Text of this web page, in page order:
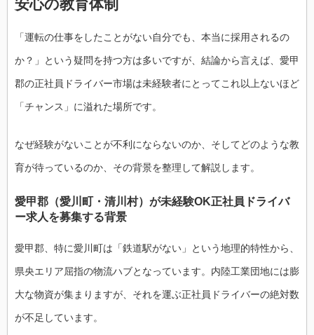
安心の教育体制
「運転の仕事をしたことがない自分でも、本当に採用されるの
か？」という疑問を持つ方は多いですが、結論から言えば、愛甲
郡の正社員ドライバー市場は未経験者にとってこれ以上ないほど
「チャンス」に溢れた場所です。
なぜ経験がないことが不利にならないのか、そしてどのような教
育が待っているのか、その背景を整理して解説します。
愛甲郡（愛川町・清川村）が未経験OK正社員ドライバ
ー求人を募集する背景
愛甲郡、特に愛川町は「鉄道駅がない」という地理的特性から、
県央エリア屈指の物流ハブとなっています。内陸工業団地には膨
大な物資が集まりますが、それを運ぶ正社員ドライバーの絶対数
が不足しています。